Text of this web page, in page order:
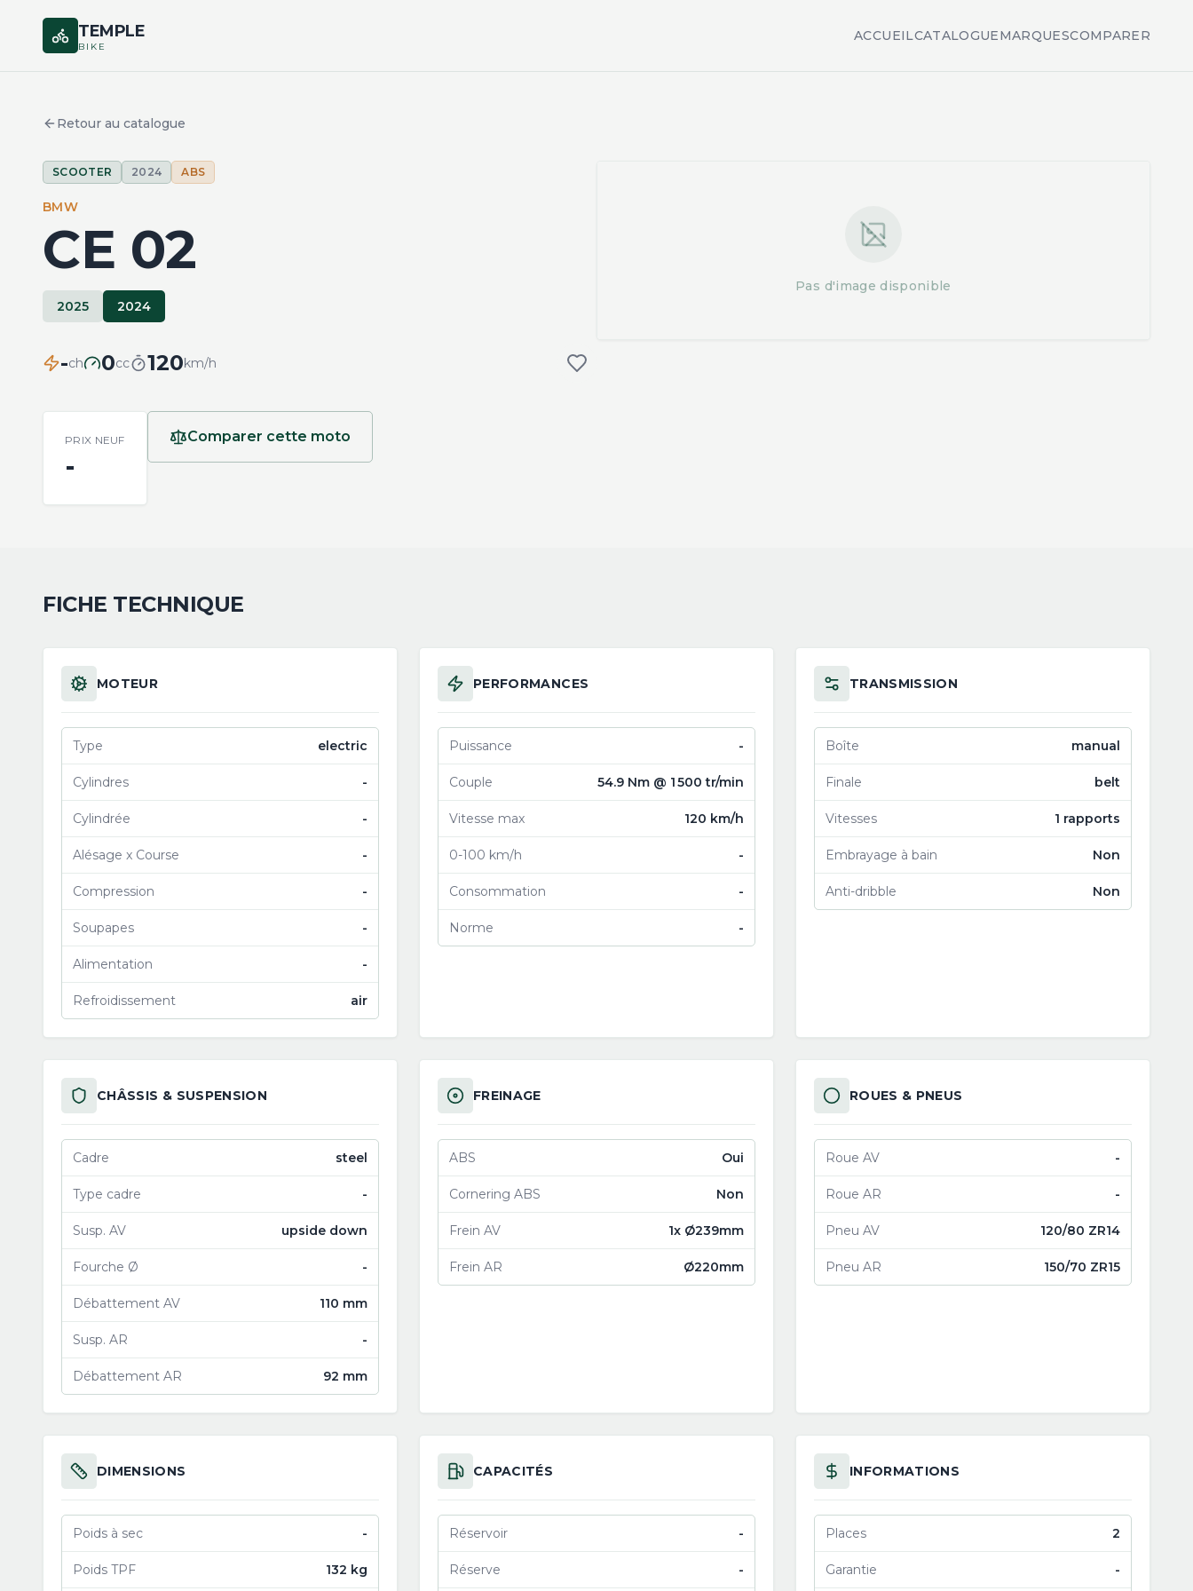
TEMPLE
BIKE
ACCUEILCATALOGUEMARQUESCOMPARER
Retour au catalogue
SCOOTER 2024 ABS
BMW
CE 02
2025 2024
-ch 0cc 120km/h
PRIX NEUF
-
Comparer cette moto
Pas d'image disponible
FICHE TECHNIQUE
MOTEUR
Type electric
Cylindres -
Cylindrée -
Alésage x Course -
Compression -
Soupapes -
Alimentation -
Refroidissement air
PERFORMANCES
Puissance -
Couple 54.9 Nm @ 1 500 tr/min
Vitesse max 120 km/h
0-100 km/h -
Consommation -
Norme -
TRANSMISSION
Boîte manual
Finale belt
Vitesses 1 rapports
Embrayage à bain Non
Anti-dribble Non
CHÂSSIS & SUSPENSION
Cadre steel
Type cadre -
Susp. AV upside down
Fourche Ø -
Débattement AV 110 mm
Susp. AR -
Débattement AR 92 mm
FREINAGE
ABS Oui
Cornering ABS Non
Frein AV 1x Ø239mm
Frein AR Ø220mm
ROUES & PNEUS
Roue AV -
Roue AR -
Pneu AV 120/80 ZR14
Pneu AR 150/70 ZR15
DIMENSIONS
Poids à sec -
Poids TPF 132 kg
CAPACITÉS
Réservoir -
Réserve -
INFORMATIONS
Places 2
Garantie -